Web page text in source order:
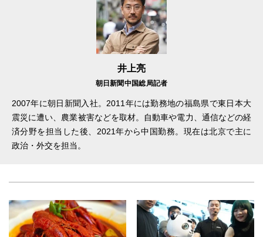
井上亮
朝日新聞中国総局記者
2007年に朝日新聞入社。2011年には勤務地の福島県で東日本大
震災に遭い、農業被害などを取材。自動車や電力、通信などの経
済分野を担当した後、2021年から中国勤務。現在は北京で主に
政治・外交を担当。